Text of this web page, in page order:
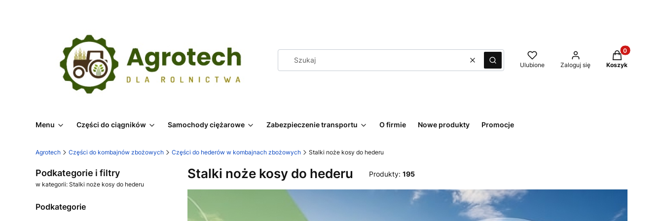
WyczyśćSzukaj Ulubione Zaloguj się
Produkty w
Koszyk
Menu Części do ciągników Samochody ciężarowe Zabezpieczenie transportu O firmie Nowe produkty Promocje
Agrotech Części do kombajnów zbożowych Części do hederów w kombajnach zbożowych Stalki noże kosy do hederu
Podkategorie i filtry
w kategorii: Stalki noże kosy do hederu
Podkategorie
Stalki noże kosy do hederu Produkty: 195